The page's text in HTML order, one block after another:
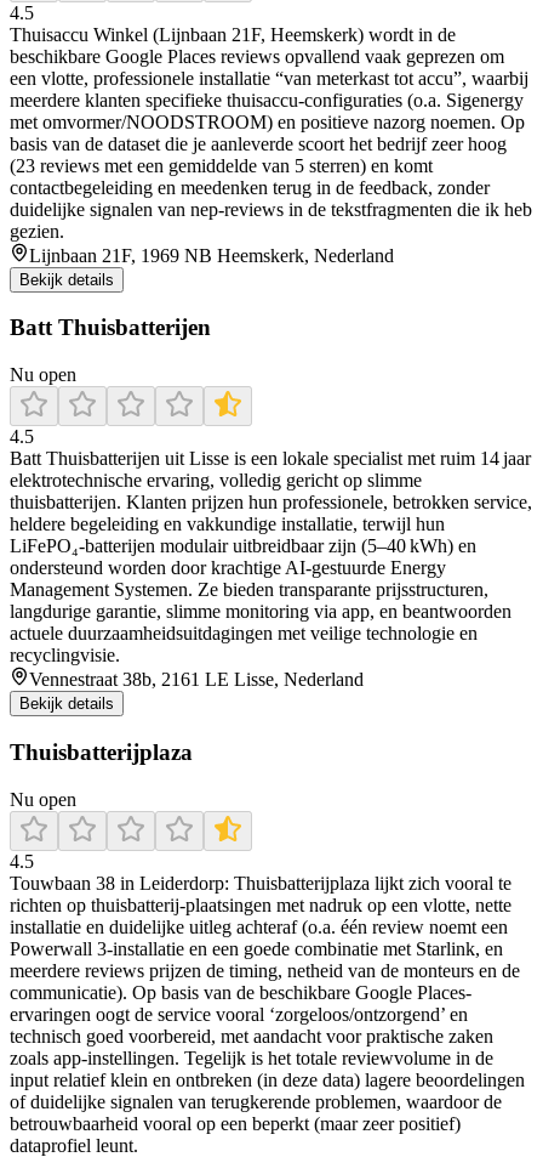
4.5
Thuisaccu Winkel (Lijnbaan 21F, Heemskerk) wordt in de
beschikbare Google Places reviews opvallend vaak geprezen om
een vlotte, professionele installatie “van meterkast tot accu”, waarbij
meerdere klanten specifieke thuisaccu-configuraties (o.a. Sigenergy
met omvormer/NOODSTROOM) en positieve nazorg noemen. Op
basis van de dataset die je aanleverde scoort het bedrijf zeer hoog
(23 reviews met een gemiddelde van 5 sterren) en komt
contactbegeleiding en meedenken terug in de feedback, zonder
duidelijke signalen van nep-reviews in de tekstfragmenten die ik heb
gezien.
Lijnbaan 21F, 1969 NB Heemskerk, Nederland
Bekijk details
Batt Thuisbatterijen
Nu open
4.5
Batt Thuisbatterijen uit Lisse is een lokale specialist met ruim 14 jaar
elektrotechnische ervaring, volledig gericht op slimme
thuisbatterijen. Klanten prijzen hun professionele, betrokken service,
heldere begeleiding en vakkundige installatie, terwijl hun
LiFePO₄‑batterijen modulair uitbreidbaar zijn (5–40 kWh) en
ondersteund worden door krachtige AI‑gestuurde Energy
Management Systemen. Ze bieden transparante prijsstructuren,
langdurige garantie, slimme monitoring via app, en beantwoorden
actuele duurzaamheidsuitdagingen met veilige technologie en
recyclingvisie.
Vennestraat 38b, 2161 LE Lisse, Nederland
Bekijk details
Thuisbatterijplaza
Nu open
4.5
Touwbaan 38 in Leiderdorp: Thuisbatterijplaza lijkt zich vooral te
richten op thuisbatterij-plaatsingen met nadruk op een vlotte, nette
installatie en duidelijke uitleg achteraf (o.a. één review noemt een
Powerwall 3-installatie en een goede combinatie met Starlink, en
meerdere reviews prijzen de timing, netheid van de monteurs en de
communicatie). Op basis van de beschikbare Google Places-
ervaringen oogt de service vooral ‘zorgeloos/ontzorgend’ en
technisch goed voorbereid, met aandacht voor praktische zaken
zoals app-instellingen. Tegelijk is het totale reviewvolume in de
input relatief klein en ontbreken (in deze data) lagere beoordelingen
of duidelijke signalen van terugkerende problemen, waardoor de
betrouwbaarheid vooral op een beperkt (maar zeer positief)
dataprofiel leunt.